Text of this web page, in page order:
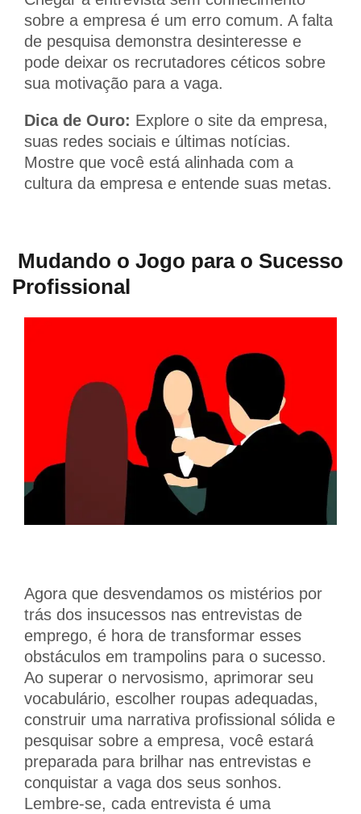
sobre a empresa é um erro comum. A falta
de pesquisa demonstra desinteresse e
pode deixar os recrutadores céticos sobre
sua motivação para a vaga.
Dica de Ouro: Explore o site da empresa,
suas redes sociais e últimas notícias.
Mostre que você está alinhada com a
cultura da empresa e entende suas metas.
Mudando o Jogo para o Sucesso
Profissional
Agora que desvendamos os mistérios por
trás dos insucessos nas entrevistas de
emprego, é hora de transformar esses
obstáculos em trampolins para o sucesso.
Ao superar o nervosismo, aprimorar seu
vocabulário, escolher roupas adequadas,
construir uma narrativa profissional sólida e
pesquisar sobre a empresa, você estará
preparada para brilhar nas entrevistas e
conquistar a vaga dos seus sonhos.
Lembre-se, cada entrevista é uma